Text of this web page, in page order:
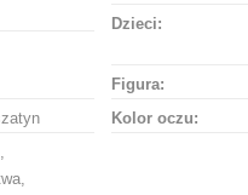
Dzieci:
Figura:
Kolor oczu: